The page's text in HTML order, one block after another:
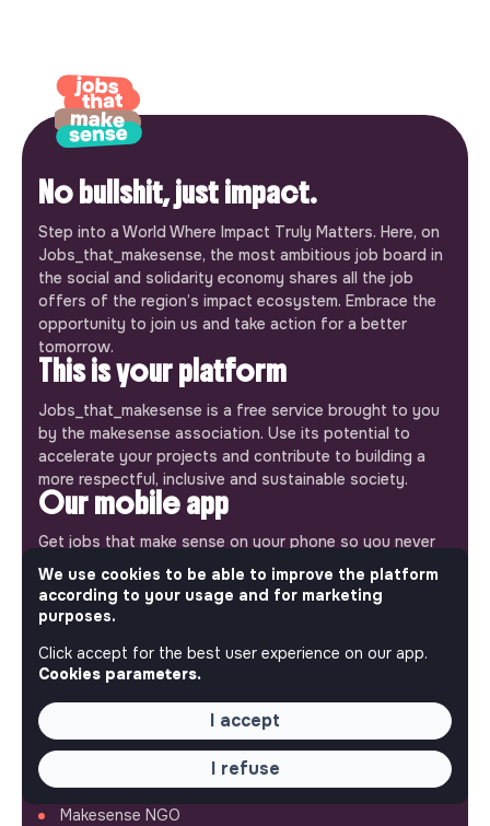
No bullshit, just impact.
Step into a World Where Impact Truly Matters. Here, on
Jobs_that_makesense, the most ambitious job board in
the social and solidarity economy shares all the job
offers of the region’s impact ecosystem. Embrace the
opportunity to join us and take action for a better
tomorrow.
This is your platform
Jobs_that_makesense is a free service brought to you
by the makesense association. Use its potential to
accelerate your projects and contribute to building a
more respectful, inclusive and sustainable society.
Our mobile app
Get jobs that make sense on your phone so you never
iPhone Android
ABOUT
Our mission and impact
Makesense NGO
We use cookies to be able to improve the platform
according to your usage and for marketing
purposes.
Click accept for the best user experience on our app.
Cookies parameters.
I accept
I refuse